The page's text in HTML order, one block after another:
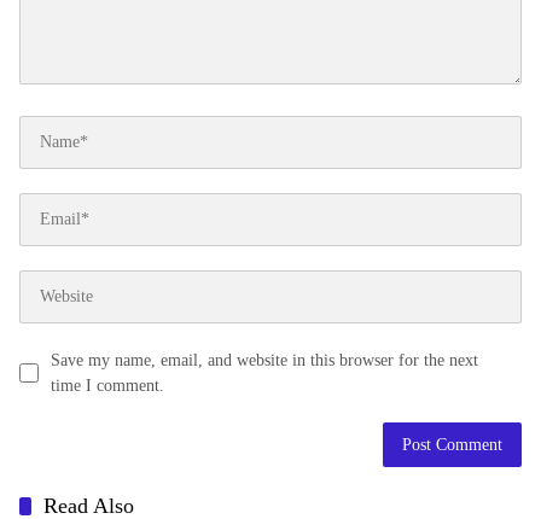
Save my name, email, and website in this browser for the next
time I comment.
Read Also